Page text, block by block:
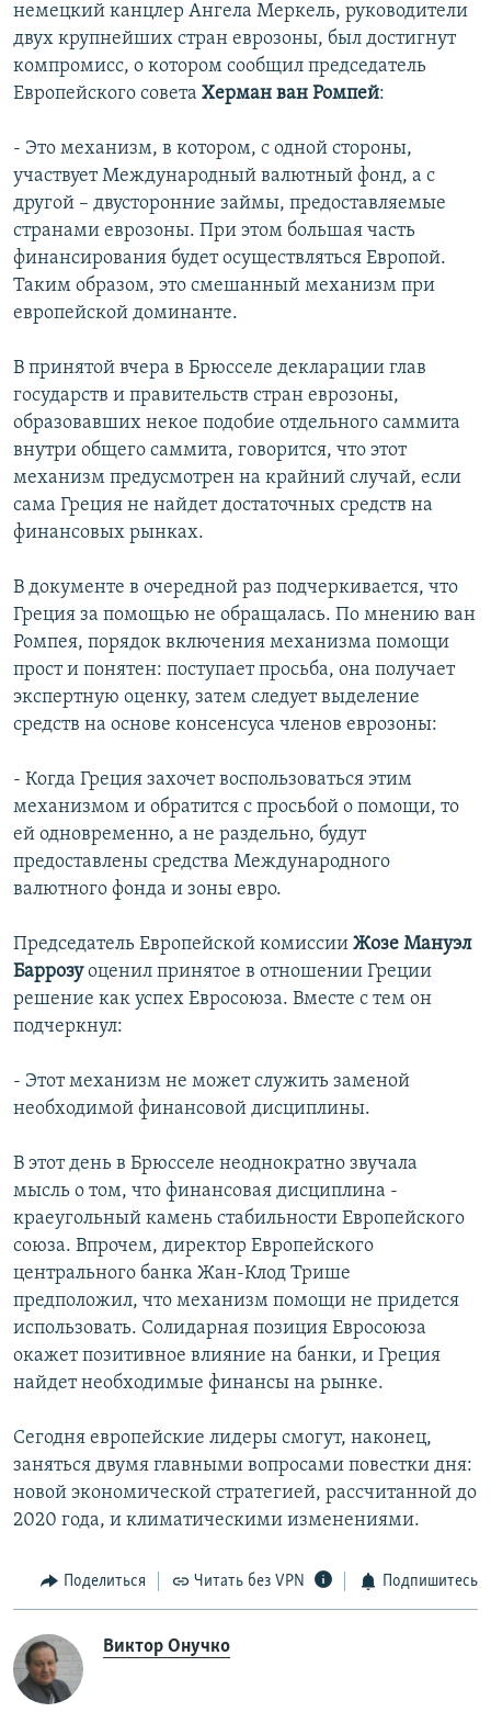
немецкий канцлер Ангела Меркель, руководители
двух крупнейших стран еврозоны, был достигнут
компромисс, о котором сообщил председатель
Европейского совета Херман ван Ромпей:
- Это механизм, в котором, с одной стороны,
участвует Международный валютный фонд, а с
другой – двусторонние займы, предоставляемые
странами еврозоны. При этом большая часть
финансирования будет осуществляться Европой.
Таким образом, это смешанный механизм при
европейской доминанте.
В принятой вчера в Брюсселе декларации глав
государств и правительств стран еврозоны,
образовавших некое подобие отдельного саммита
внутри общего саммита, говорится, что этот
механизм предусмотрен на крайний случай, если
сама Греция не найдет достаточных средств на
финансовых рынках.
В документе в очередной раз подчеркивается, что
Греция за помощью не обращалась. По мнению ван
Ромпея, порядок включения механизма помощи
прост и понятен: поступает просьба, она получает
экспертную оценку, затем следует выделение
средств на основе консенсуса членов еврозоны:
- Когда Греция захочет воспользоваться этим
механизмом и обратится с просьбой о помощи, то
ей одновременно, а не раздельно, будут
предоставлены средства Международного
валютного фонда и зоны евро.
Председатель Европейской комиссии Жозе Мануэл
Баррозуоценил принятое в отношении Греции
решение как успех Евросоюза. Вместе с тем он
подчеркнул:
- Этот механизм не может служить заменой
необходимой финансовой дисциплины.
В этот день в Брюсселе неоднократно звучала
мысль о том, что финансовая дисциплина -
краеугольный камень стабильности Европейского
союза. Впрочем, директор Европейского
центрального банка Жан-Клод Трише
предположил, что механизм помощи не придется
использовать. Солидарная позиция Евросоюза
окажет позитивное влияние на банки, и Греция
найдет необходимые финансы на рынке.
Сегодня европейские лидеры смогут, наконец,
заняться двумя главными вопросами повестки дня:
новой экономической стратегией, рассчитанной до
2020 года, и климатическими изменениями.
Поделиться Читать без VPN Подпишитесь
Виктор Онучко